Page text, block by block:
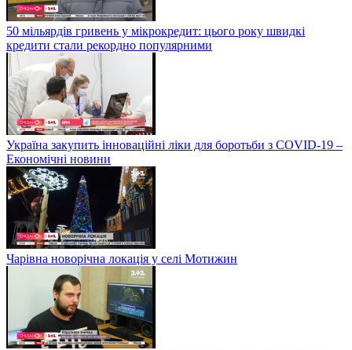
50 мільярдів гривень у мікрокредит: цього року швидкі
кредити стали рекордно популярними
Україна закупить інноваційні ліки для боротьби з COVID-19 –
Економічні новини
Чарівна новорічна локація у селі Мотижин